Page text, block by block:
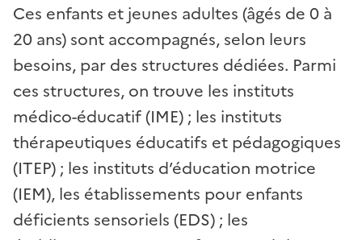
Ces enfants et jeunes adultes (âgés de 0 à
20 ans) sont accompagnés, selon leurs
besoins, par des structures dédiées. Parmi
ces structures, on trouve les instituts
médico-éducatif (IME) ; les instituts
thérapeutiques éducatifs et pédagogiques
(ITEP) ; les instituts d’éducation motrice
(IEM), les établissements pour enfants
déficients sensoriels (EDS) ; les